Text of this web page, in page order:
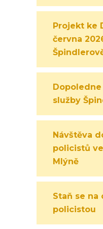
Projekt ke
června
Dopoledne
služby
Návštěva
policistů
Mlýně
Staň se na
policistou